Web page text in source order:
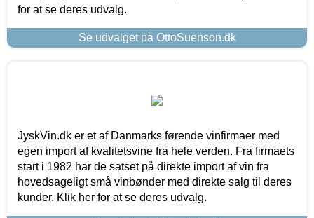
for at se deres udvalg.
Se udvalget på OttoSuenson.dk
JyskVin.dk er et af Danmarks førende vinfirmaer med
egen import af kvalitetsvine fra hele verden. Fra firmaets
start i 1982 har de satset på direkte import af vin fra
hovedsageligt små vinbønder med direkte salg til deres
kunder. Klik her for at se deres udvalg.